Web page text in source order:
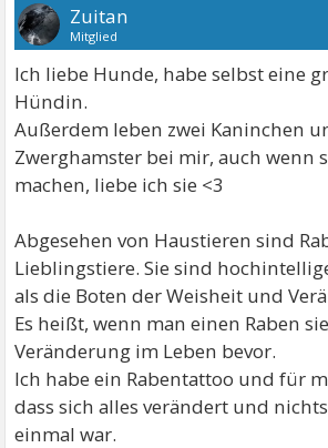
Zuitan
Mitglied
Ich liebe Hunde, habe selbst eine
Hündin.
Außerdem leben zwei Kaninchen
Zwerghamster bei mir, auch wenn
machen, liebe ich sie <3
Abgesehen von Haustieren sind
Lieblingstiere. Sie sind
als die Boten der Weisheit und
Es heißt, wenn man einen Raben
Veränderung im Leben bevor.
Ich habe ein Rabentattoo und für
dass sich alles verändert und
einmal war.